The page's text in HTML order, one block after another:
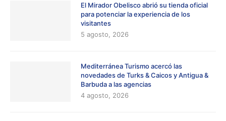
El Mirador Obelisco abrió su tienda oficial
para potenciar la experiencia de los
visitantes
5 agosto, 2026
Mediterránea Turismo acercó las
novedades de Turks & Caicos y Antigua &
Barbuda a las agencias
4 agosto, 2026